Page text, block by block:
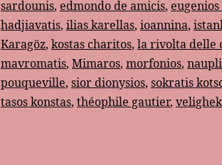
sardounis, edmondo de amicis,
hadjiavatis, ilias karellas, ioannina,
Karagöz, kostas charitos, la rivolta delle
mavromatis, Mimaros, morfonios,
pouqueville, sior dionysios, sokratis
tasos konstas, théophile gautier,